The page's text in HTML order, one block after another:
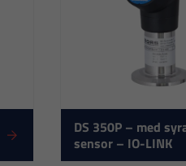
DS 350P – med
sensor – IO-LINK